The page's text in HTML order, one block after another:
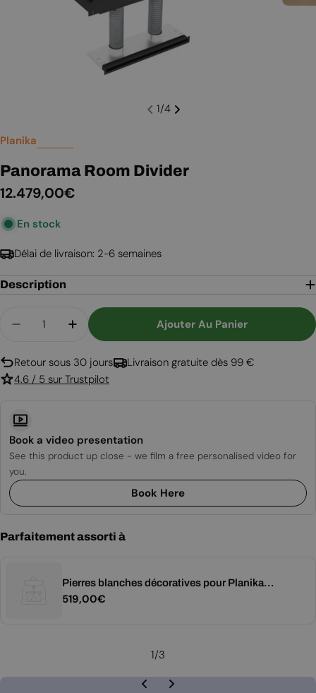
1/4
Planika
Panorama Room Divider
Prix
régulier
12.479,00€
En stock
Délai de livraison: 2-6 semaines
Description
Diminuer La Quantité Pour Panorama Room
Augmenter La Quantité Pour
Ajouter Au Panier
Retour sous 30 jours
Livraison gratuite dès 99 €
4.6 / 5 sur Trustpilot
Book a video presentation
See this product up close - we film a free personalised video for
you.
Book Here
Parfaitement assorti à
Pierres blanches décoratives pour Planika
Panorama
Prix
519,00€
1/3